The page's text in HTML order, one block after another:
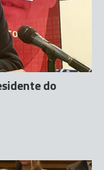
do